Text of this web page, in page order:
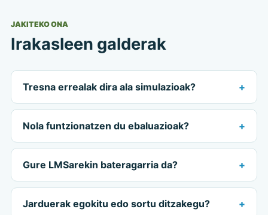
JAKITEKO ONA
Irakasleen galderak
Tresna errealak dira ala simulazioak?
Nola funtzionatzen du ebaluazioak?
Gure LMSarekin bateragarria da?
Jarduerak egokitu edo sortu ditzakegu?